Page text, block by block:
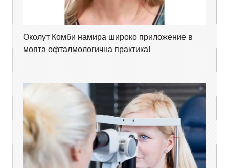
Околут Комби намира широко приложение в
моята офталмологична практика!